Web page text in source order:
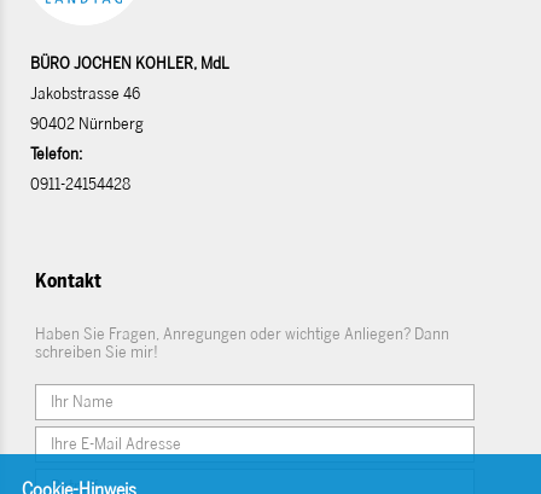
BÜRO JOCHEN KOHLER, MdL
Jakobstrasse 46
90402 Nürnberg
Telefon:
0911-24154428
Kontakt
Haben Sie Fragen, Anregungen oder wichtige Anliegen? Dann
schreiben Sie mir!